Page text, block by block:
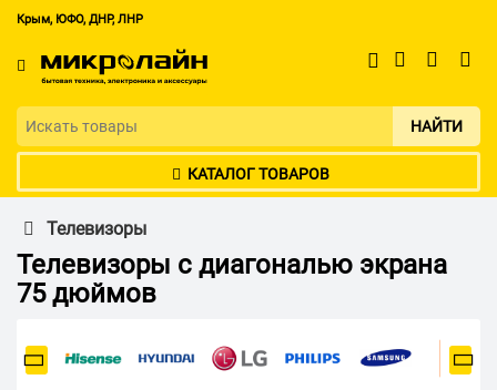
Крым, ЮФО, ДНР, ЛНР
НАЙТИ
КАТАЛОГ ТОВАРОВ
Телевизоры
Телевизоры с диагональю экрана
75 дюймов